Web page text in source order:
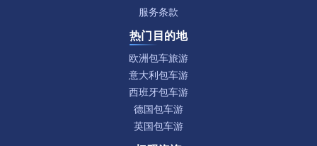
服务条款
热门目的地
欧洲包车旅游
意大利包车游
西班牙包车游
德国包车游
英国包车游